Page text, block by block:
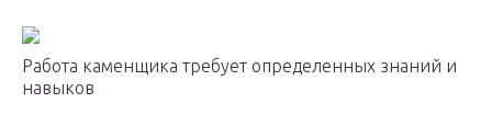
Работа каменщика требует определенных знаний и
навыков